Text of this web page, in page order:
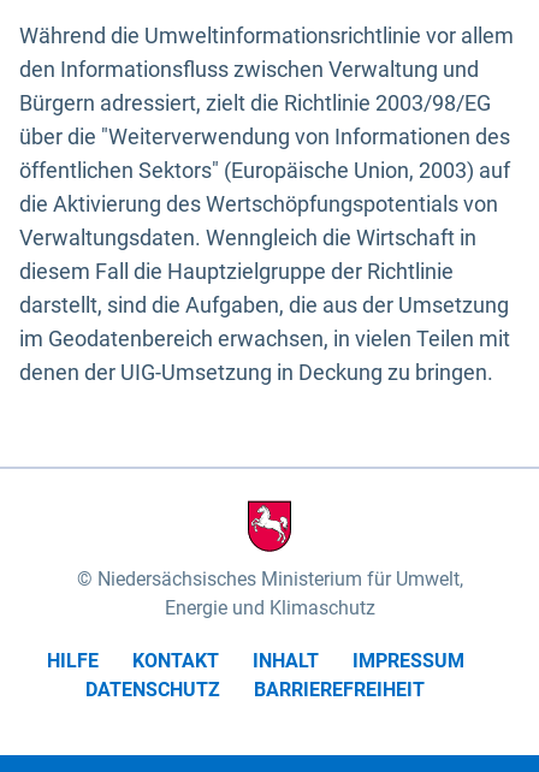
Während die Umweltinformationsrichtlinie vor allem
den Informationsfluss zwischen Verwaltung und
Bürgern adressiert, zielt die Richtlinie 2003/98/EG
über die "Weiterverwendung von Informationen des
öffentlichen Sektors" (Europäische Union, 2003) auf
die Aktivierung des Wertschöpfungspotentials von
Verwaltungsdaten. Wenngleich die Wirtschaft in
diesem Fall die Hauptzielgruppe der Richtlinie
darstellt, sind die Aufgaben, die aus der Umsetzung
im Geodatenbereich erwachsen, in vielen Teilen mit
denen der UIG-Umsetzung in Deckung zu bringen.
Niedersächsisches Ministerium für Umwelt,
Energie und Klimaschutz
HILFE KONTAKT INHALT
IMPRESSUM
DATENSCHUTZ
BARRIEREFREIHEIT